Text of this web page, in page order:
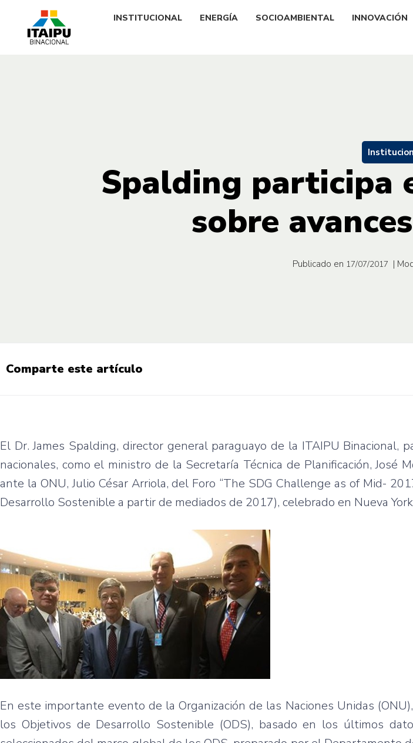
INSTITUCIONAL ENERGÍA SOCIOAMBIENTAL INNOVACIÓN
Spalding participa
sobre
Publicado en 17/07/2017 |
Comparte este artículo
El Dr. James Spalding, director general paraguayo de la ITAIPU Binacional,
nacionales, como el ministro de la Secretaría Técnica de Planificación, José
ante la ONU, Julio César Arriola, del Foro “The SDG Challenge as of Mid-
Desarrollo Sostenible a partir de mediados de 2017), celebrado en Nueva
En este importante evento de la Organización de las Naciones Unidas
los Objetivos de Desarrollo Sostenible (ODS), basado en los últimos